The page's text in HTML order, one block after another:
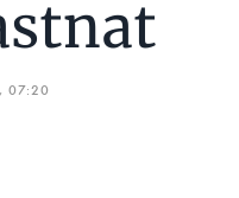
07:20